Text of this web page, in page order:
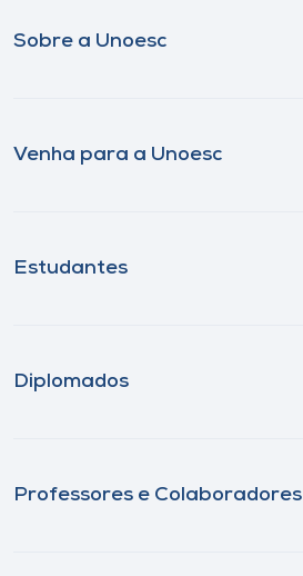
Sobre a Unoesc
Venha para a Unoesc
Estudantes
Diplomados
Professores e Colaboradores